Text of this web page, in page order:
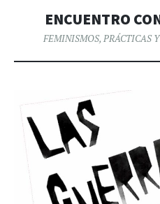
ENCUENTRO
FEMINISMOS, PRÁCTICAS